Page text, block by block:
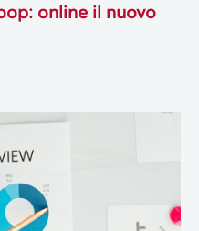
online il nuovo